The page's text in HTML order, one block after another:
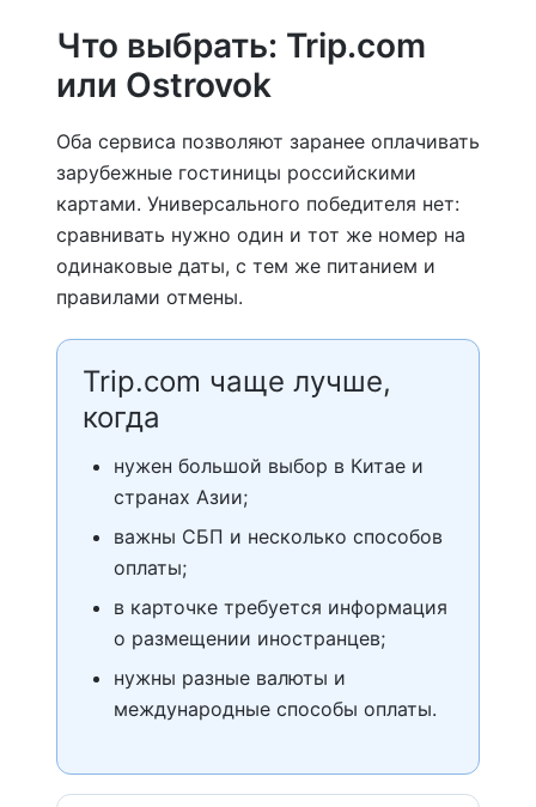
Что выбрать: Trip.com
или Ostrovok
Оба сервиса позволяют заранее оплачивать
зарубежные гостиницы российскими
картами. Универсального победителя нет:
сравнивать нужно один и тот же номер на
одинаковые даты, с тем же питанием и
правилами отмены.
Trip.com чаще лучше,
когда
нужен большой выбор в Китае и
странах Азии;
важны СБП и несколько способов
оплаты;
в карточке требуется информация
о размещении иностранцев;
нужны разные валюты и
международные способы оплаты.